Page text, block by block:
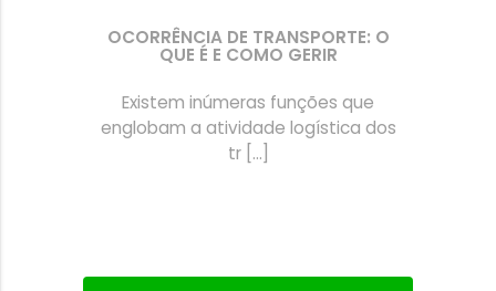
OCORRÊNCIA DE TRANSPORTE: O
QUE É E COMO GERIR
Existem inúmeras funções que
englobam a atividade logística dos
tr [...]